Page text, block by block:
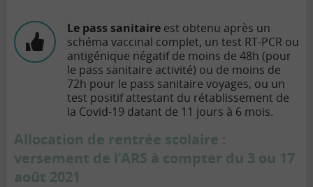
Le pass sanitaire est obtenu après un
schéma vaccinal complet, un test RT-PCR ou
antigénique négatif de moins de 48h (pour
le pass sanitaire activité) ou de moins de
72h pour le pass sanitaire voyages, ou un
test positif attestant du rétablissement de
la Covid-19 datant de 11 jours à 6 mois.
Allocation de rentrée scolaire :
versement de l’ARS à compter du 3 ou 17
août 2021